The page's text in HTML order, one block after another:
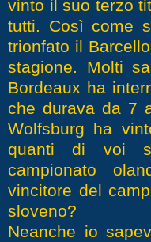
vinto il suo terzo
tutti. Così come
trionfato il
stagione. Molti
Bordeaux ha
che durava da 7
Wolfsburg ha
quanti di voi
campionato
vincitore del
sloveno?
Neanche io